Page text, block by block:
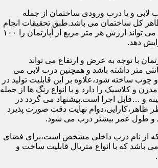
لابی و یا درب ورودی ساختمان از جمله
کل ساختمان می باشد.طبق تحقیقات انجام
شده،درب لابی لوکس می تواند ارزش هر متر مربع از آپارتمان را ۱۰۰
با توجه به عرض و ارتفاع می تواند
بین ۵ تا ۷ سانتی متر داشته باشد و همچنین درب لابی می
چوب ساخته شود،علاوه بر این قابلیت تولید در
و کلاسیک را دارد و با انواع رنگ ها از جمله
و …قابل اجرا است.پیشنهاد می گردد در
ظاهر،کارایی،دوام نهایت دقت صورت پذیرد
و طول عمر بیشتر درب می شود.
از نام درب داخلی مشخص است،برای فضای
باشد که با انواع متریال قابلیت ساخت و